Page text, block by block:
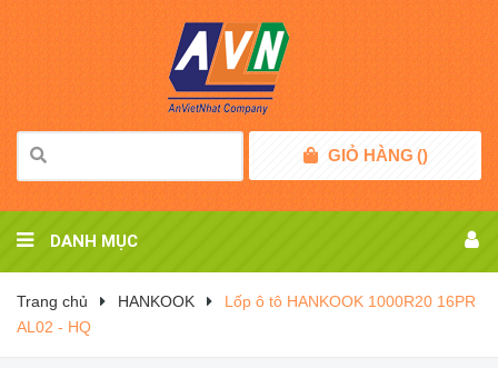
GIỎ HÀNG ()
DANH MỤC
Trang chủ HANKOOK
Lốp ô tô HANKOOK 1000R20 16PR
AL02 - HQ